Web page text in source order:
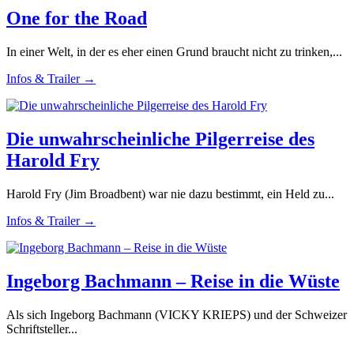
One for the Road
In einer Welt, in der es eher einen Grund braucht nicht zu trinken,...
Infos & Trailer →
Die unwahrscheinliche Pilgerreise des
Harold Fry
Harold Fry (Jim Broadbent) war nie dazu bestimmt, ein Held zu...
Infos & Trailer →
Ingeborg Bachmann – Reise in die Wüste
Als sich Ingeborg Bachmann (VICKY KRIEPS) und der Schweizer
Schriftsteller...